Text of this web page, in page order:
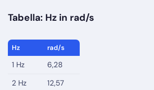
Tabella: Hz in rad/s
Hz rad/s
1 Hz
6,28
2 Hz
12,57